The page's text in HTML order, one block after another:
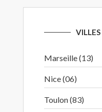
Marseille (13)
Nice (06)
Toulon (83)